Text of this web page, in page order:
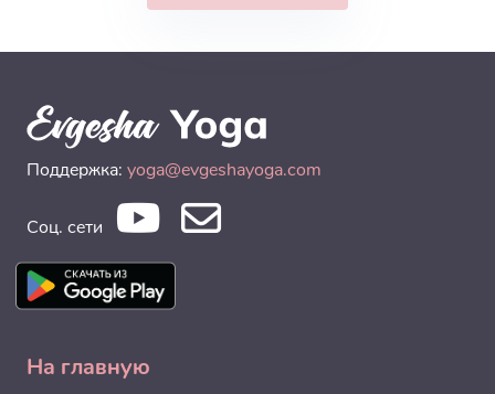
Поддержка: yoga@evgeshayoga.com
Соц. сети
На главную